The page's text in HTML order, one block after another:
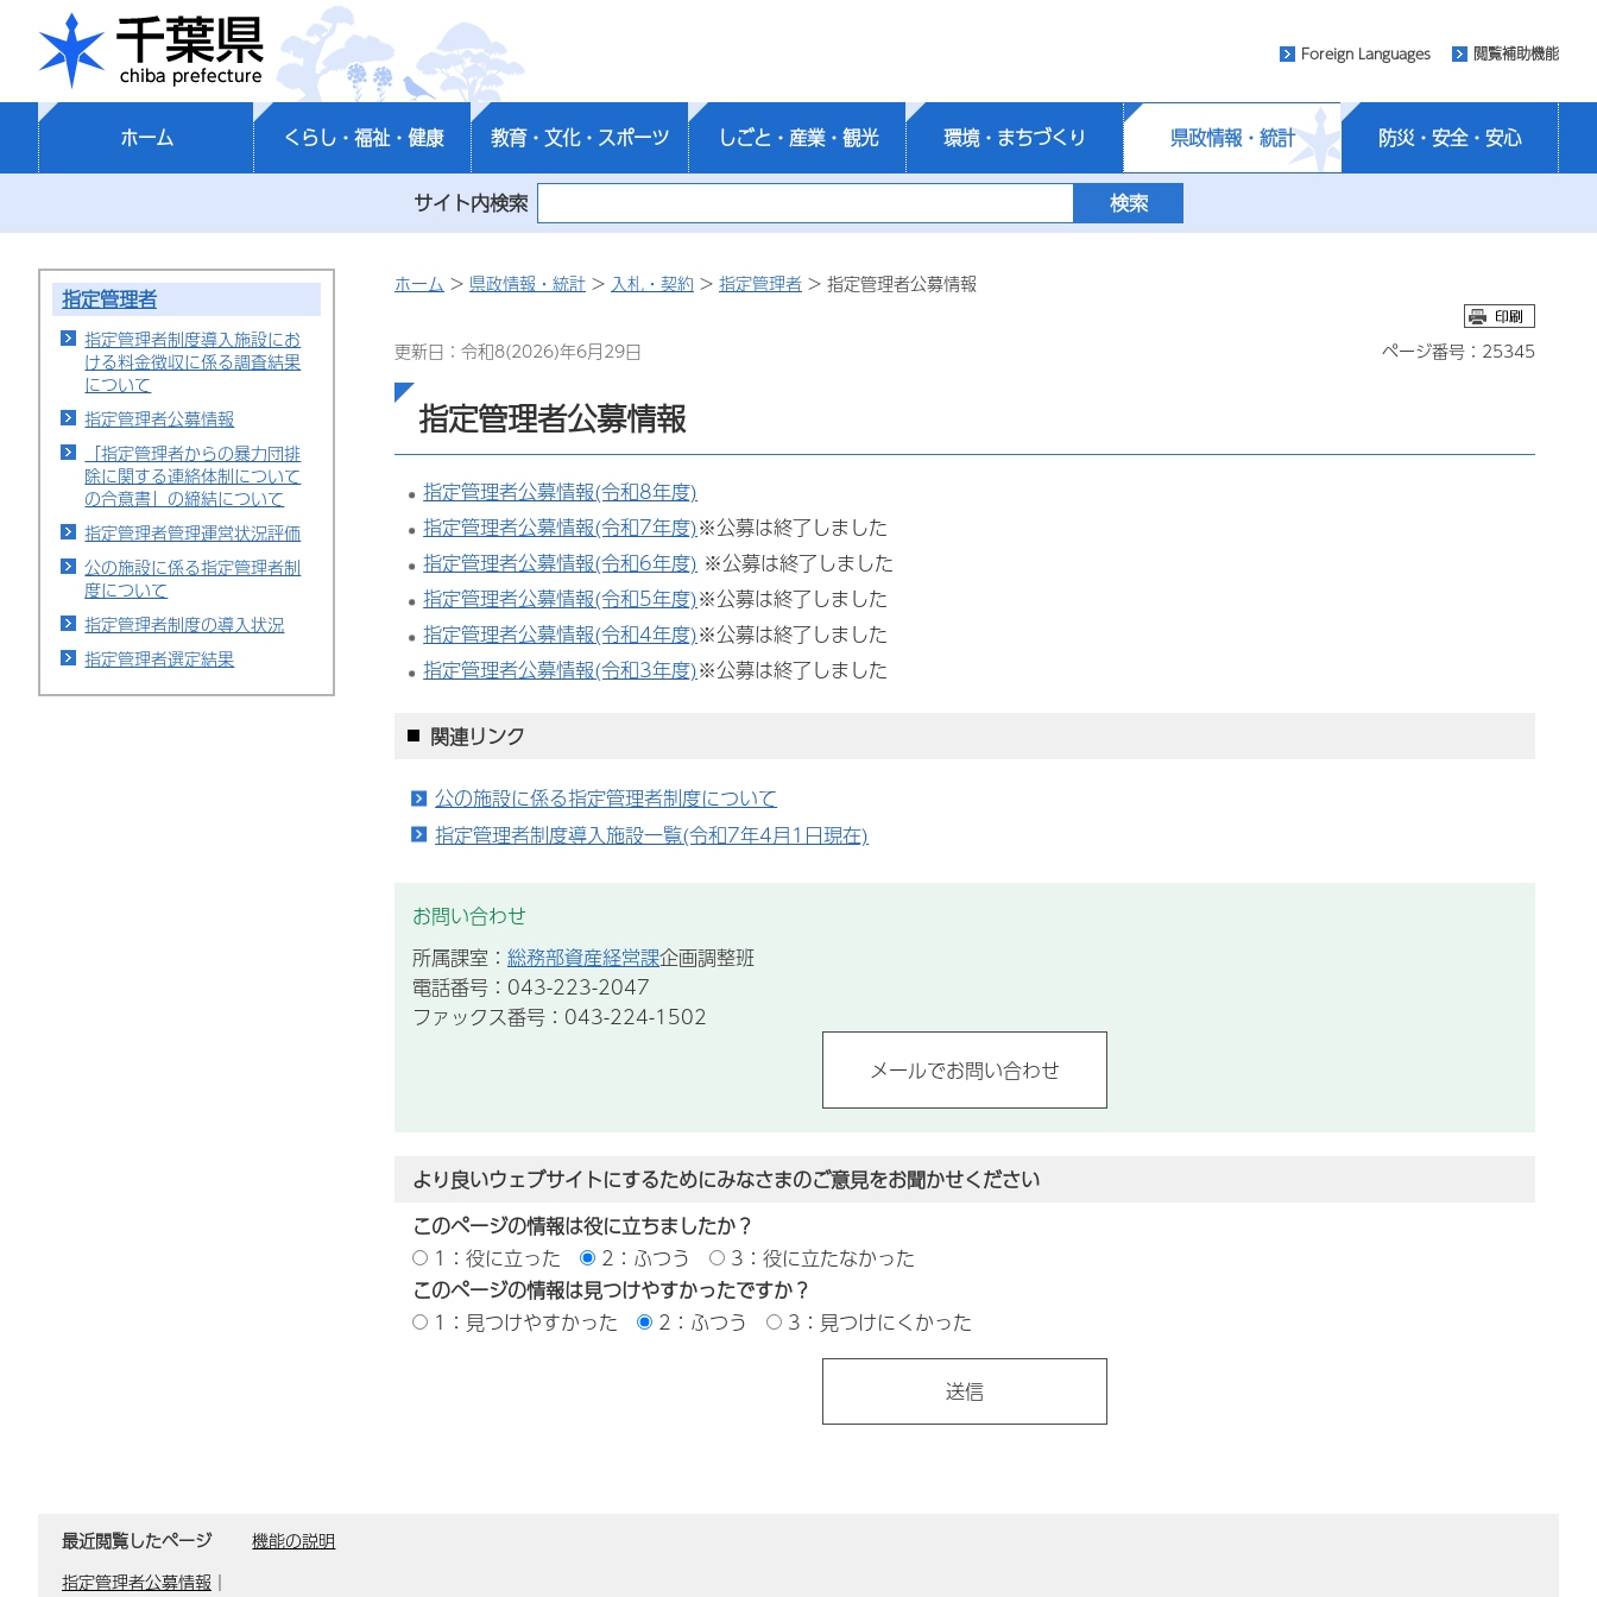
千葉県
Foreign Languages 閲覧補助機能
ホーム くらし・福祉・健康 教育・文化・スポーツ しごと・産業・観光 環境・まちづくり 県政情報・統計 防災・安全・安心
サイト内検索
指定管理者
指定管理者制度導入施設にお
ける料金徴収に係る調査結果
について
指定管理者公募情報
「指定管理者からの暴力団排
除に関する連絡体制について
の合意書」の締結について
指定管理者管理運営状況評価
公の施設に係る指定管理者制
度について
指定管理者制度の導入状況
指定管理者選定結果
ホーム > 県政情報・統計 > 入札・契約 > 指定管理者 > 指定管理者公募情報
更新日：令和8(2026)年6月29日 ページ番号：25345
指定管理者公募情報
指定管理者公募情報(令和8年度)
指定管理者公募情報(令和7年度)※公募は終了しました
指定管理者公募情報(令和6年度) ※公募は終了しました
指定管理者公募情報(令和5年度)※公募は終了しました
指定管理者公募情報(令和4年度)※公募は終了しました
指定管理者公募情報(令和3年度)※公募は終了しました
関連リンク
公の施設に係る指定管理者制度について
指定管理者制度導入施設一覧(令和7年4月1日現在)
お問い合わせ
所属課室： 総務部資産経営課企画調整班
電話番号：043-223-2047
ファックス番号：043-224-1502
より良いウェブサイトにするためにみなさまのご意見をお聞かせください
このページの情報は役に立ちましたか？
1：役に立った
2：ふつう
3：役に立たなかった
このページの情報は見つけやすかったですか？
1：見つけやすかった
2：ふつう 3：見つけにくかった
最近閲覧したページ
機能の説明
指定管理者公募情報 ｜